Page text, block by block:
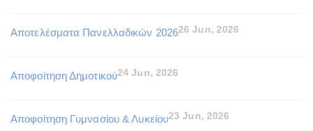
Αποτελέσματα Πανελλαδικών 202626 Jun, 2026
Αποφοίτηση Δημοτικού24 Jun, 2026
Αποφοίτηση Γυμνασίου & Λυκείου23 Jun, 2026